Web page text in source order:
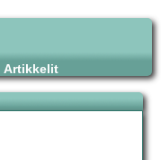
Artikkelit